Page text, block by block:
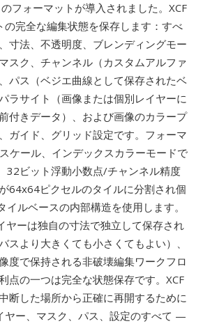
フォーマットが導入されました。XCF
の完全な編集状態を保存します：すべ
寸法、不透明度、ブレンディングモー
スク、チャンネル（カスタムアルファ
パス（ベジエ曲線として保存されたベ
ラサイト（画像または個別レイヤーに
付きデータ）、および画像のカラープ
ガイド、グリッド設定です。フォーマ
ケール、インデックスカラーモードで
32ビット浮動小数点/チャンネル精度
64x64ピクセルのタイルに分割され個
イルベースの内部構造を使用します。
ヤーは独自の寸法で独立して保存され
スより大きくても小さくてもよい）、
度で保持される非破壊編集ワークフロ
点の一つは完全な状態保存です。XCF
断した場所から正確に再開するために
ー、マスク、パス、設定のすべて —